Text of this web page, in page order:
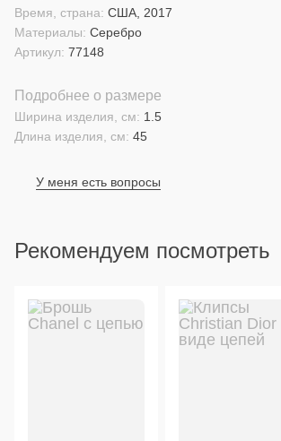
Материалы: Серебро
Время, страна: США, 2017
Артикул: 77148
Подробнее о размере
Длина изделия, см: 45
Ширина изделия, см: 1.5
У меня есть вопросы
Рекомендуем посмотреть